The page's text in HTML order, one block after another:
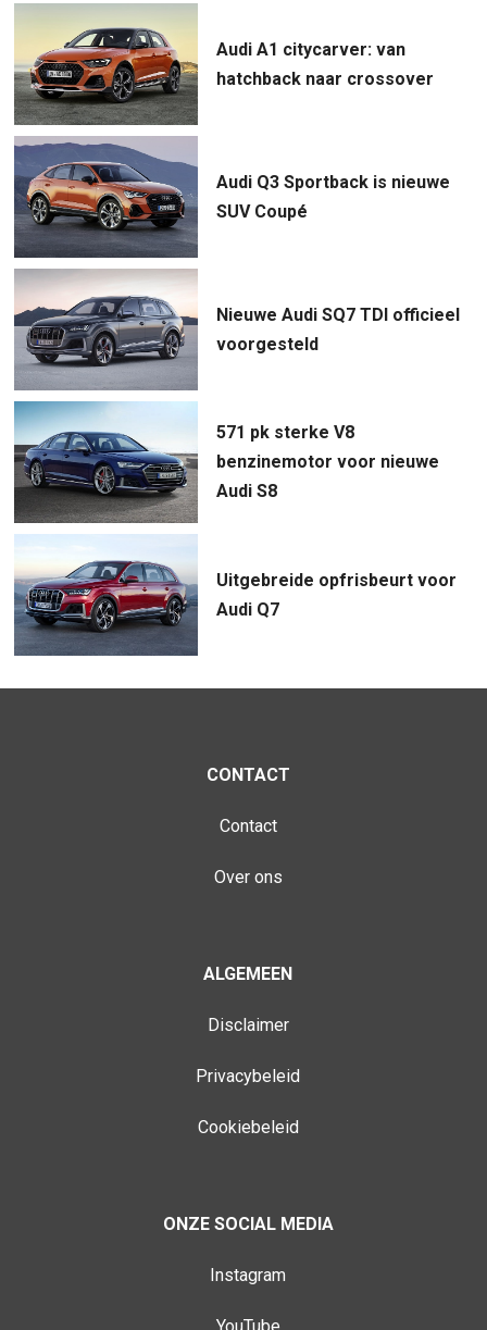
Audi A1 citycarver: van
hatchback naar crossover
Audi Q3 Sportback is nieuwe
SUV Coupé
Nieuwe Audi SQ7 TDI officieel
voorgesteld
571 pk sterke V8
benzinemotor voor nieuwe
Audi S8
Uitgebreide opfrisbeurt voor
Audi Q7
CONTACT
Contact
Over ons
ALGEMEEN
Disclaimer
Privacybeleid
Cookiebeleid
ONZE SOCIAL MEDIA
Instagram
YouTube